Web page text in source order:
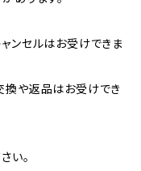
ンセルはお受けできま
換や返品はお受けでき
い。